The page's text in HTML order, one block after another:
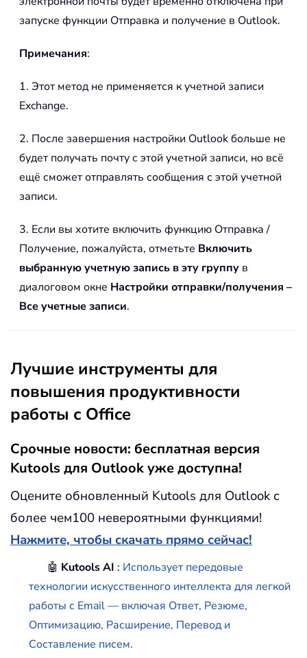
запуске функции Отправка и получение в Outlook.
Примечания:
1. Этот метод не применяется к учетной записи
Exchange.
2. После завершения настройки Outlook больше не
будет получать почту с этой учетной записи, но всё
ещё сможет отправлять сообщения с этой учетной
записи.
3. Если вы хотите включить функцию Отправка /
Получение, пожалуйста, отметьте Включить
выбранную учетную запись в эту группу в
диалоговом окне Настройки отправки/получения –
Все учетные записи.
Лучшие инструменты для
повышения продуктивности
работы с Office
Срочные новости: бесплатная версия
Kutools для Outlook уже доступна!
Оцените обновленный Kutools для Outlook с
более чем100 невероятными функциями!
Нажмите, чтобы скачать прямо сейчас!
🤖 Kutools AI : Использует передовые
технологии искусственного интеллекта для легкой
работы с Email — включая Ответ, Резюме,
Оптимизацию, Расширение, Перевод и
Составление писем.